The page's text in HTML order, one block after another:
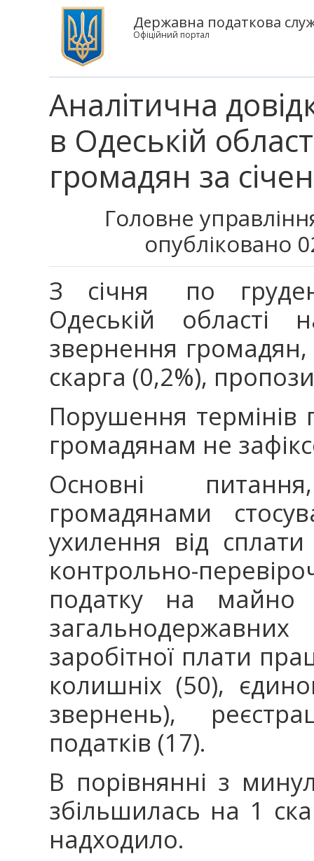
Державна податкова
Офіційний портал
Аналітична
в Одеській
громадян за
Головне
опубліковано
З січня по
Одеській області
звернення
скарга (0,2%),
Порушення термінів
громадянам не
Основні
громадянами
ухилення від
контрольно-
податку на майно
заробітної плати
колишніх (50),
звернень),
податків (17).
В порівнянні з
збільшилась на 1
надходило.